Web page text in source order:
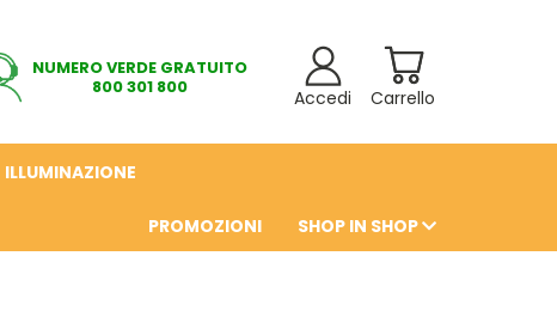
NUMERO VERDE GRATUITO
800 301 800
Carrello
Accedi
ILLUMINAZIONE
PROMOZIONI SHOP IN SHOP